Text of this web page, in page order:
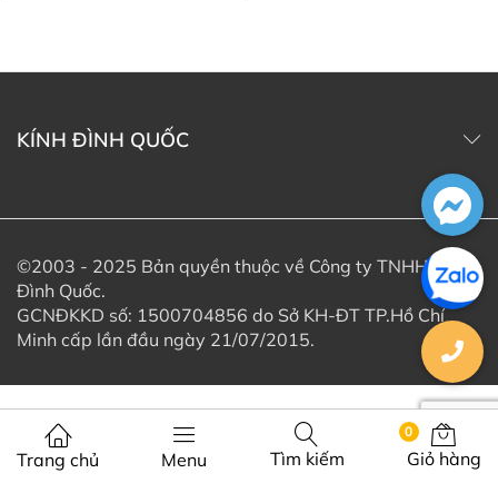
KÍNH ĐÌNH QUỐC
©2003 - 2025 Bản quyền thuộc về Công ty TNHH Kính
Đình Quốc.
GCNĐKKD số: 1500704856 do Sở KH-ĐT TP.Hồ Chí
Minh cấp lần đầu ngày 21/07/2015.
Trang chủ Menu Tìm kiếm
0
Giỏ hàng